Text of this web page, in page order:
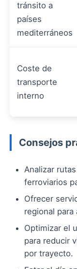
tránsito a
países
mediterráneos
Coste de
transporte
interno
Consejos
Analizar
ferroviarios
Ofrecer
regional para
Optimizar el
para reducir
por trayecto.